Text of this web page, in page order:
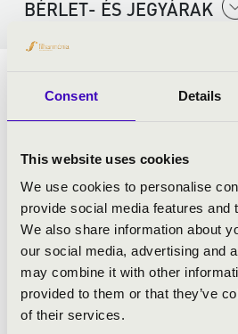
Consent Details
This website uses cookies
We use cookies to personalise
provide social media features and
We also share information about
our social media, advertising and
may combine it with other
provided to them or that they’ve
of their services.
BÉRLET- ÉS JEGYÁRAK
Tóth Péter- ének
Balázs Edgár- ének
Bubnó Tamás - ének
Oláh Marcell- ének
Bubnó Lőrinc- ének
Papp Viktor- ének
Rácz Ambrus- ének